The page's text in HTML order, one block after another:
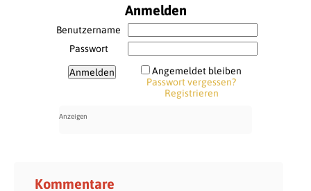
Anmelden
Benutzername
Passwort
Angemeldet bleiben
Passwort vergessen?
Registrieren
Kommentare